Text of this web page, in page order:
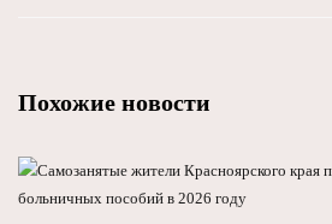
Похожие новости